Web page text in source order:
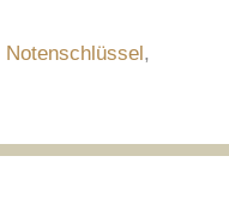
Notenschlüssel,